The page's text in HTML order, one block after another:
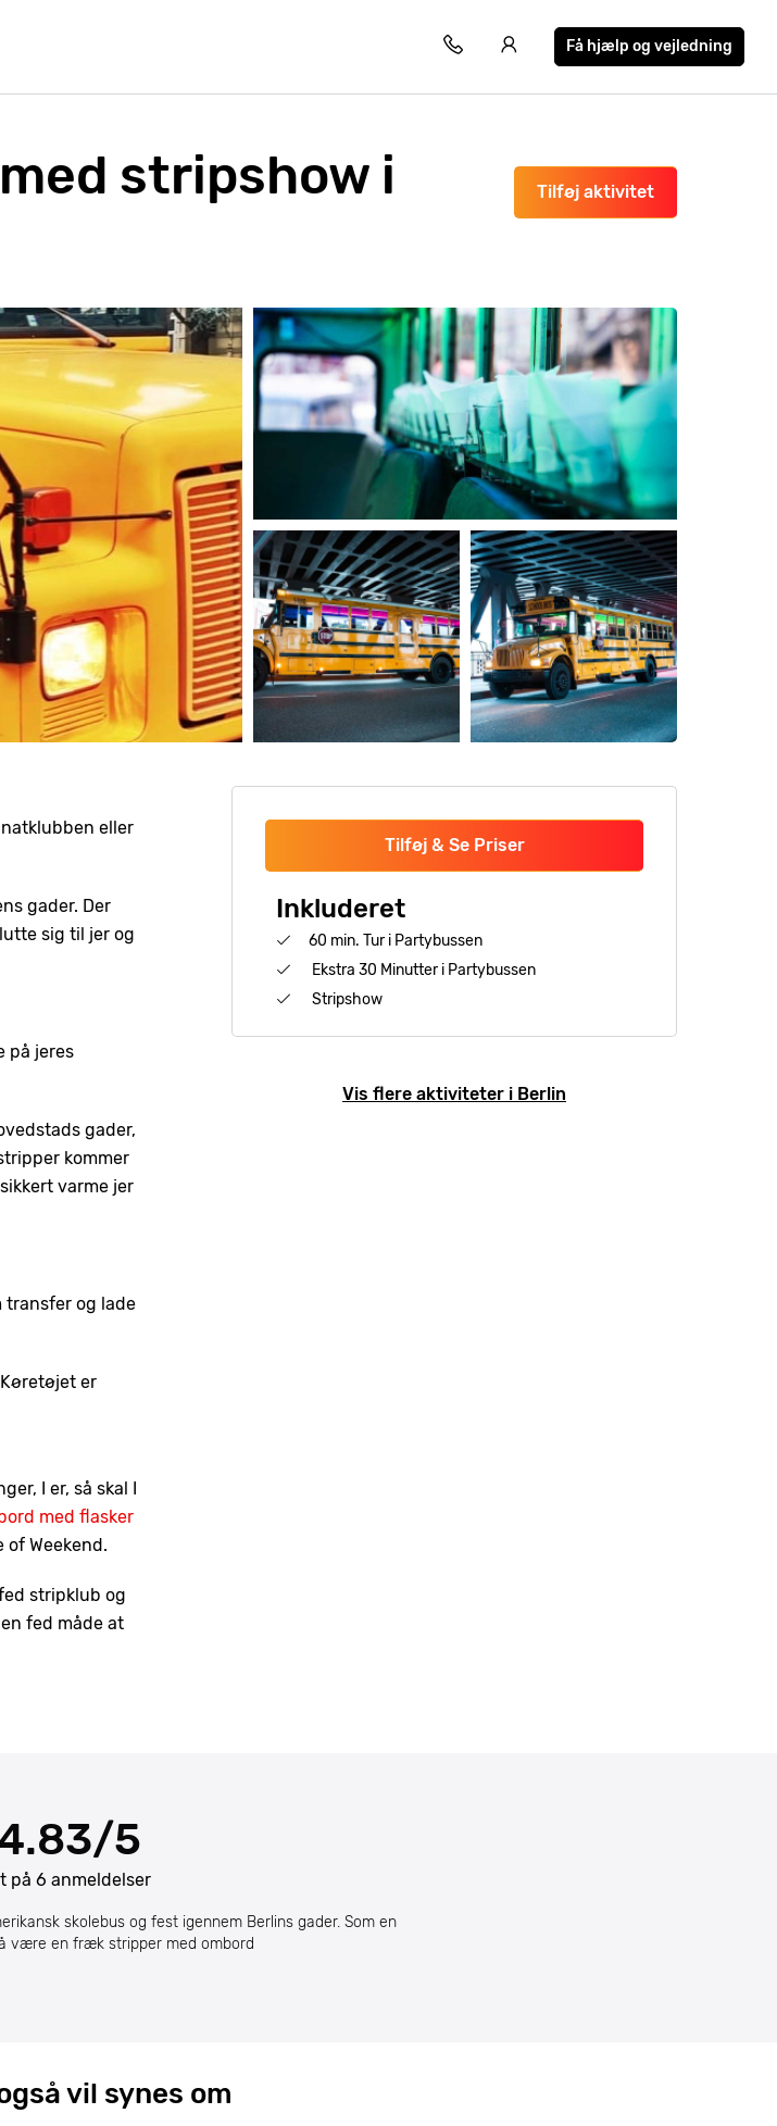
Få hjælp og vejledning
Tilføj aktivitet
stripshow i
Tilføj & Se Priser
Inkluderet
60 min. Tur i Partybussen
Ekstra 30 Minutter i Partybussen
Stripshow
Vis flere aktiviteter i Berlin
eller
gader. Der
sig til jer og
på jeres
gader,
kommer
varme jer
transfer og lade
er
I er, så skal I
med flasker
Weekend.
stripklub og
fed måde at
/5
på 6 anmeldelser
skolebus og fest igennem Berlins gader. Som en
være en fræk stripper med ombord
vil synes om